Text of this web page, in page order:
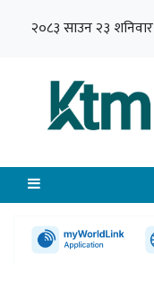
२०८३ साउन २३ शनिवार